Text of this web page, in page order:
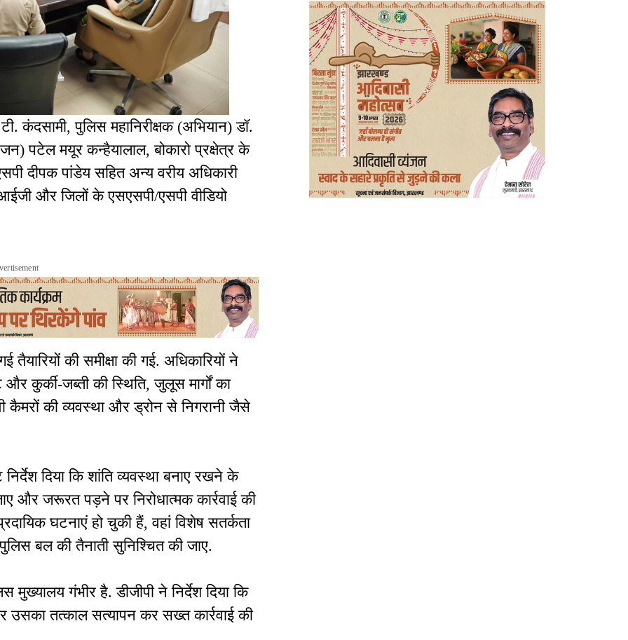
कंदसामी, पुलिस महानिरीक्षक (अभियान) डॉ.
पटेल मयूर कन्हैयालाल, बोकारो प्रक्षेत्र के
दीपक पांडेय सहित अन्य वरीय अधिकारी
और जिलों के एसएसपी/एसपी वीडियो
की समीक्षा की गई. अधिकारियों ने
कुर्की-जब्ती की स्थिति, जुलूस मार्गों का
कैमरों की व्यवस्था और ड्रोन से निगरानी जैसे
निर्देश दिया कि शांति व्यवस्था बनाए रखने के
और जरूरत पड़ने पर निरोधात्मक कार्रवाई की
घटनाएं हो चुकी हैं, वहां विशेष सतर्कता
बल की तैनाती सुनिश्चित की जाए.
गंभीर है. डीजीपी ने निर्देश दिया कि
तत्काल सत्यापन कर सख्त कार्रवाई की